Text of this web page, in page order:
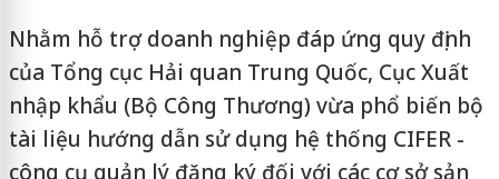
Nhằm hỗ trợ doanh nghiệp đáp ứng quy định
của Tổng cục Hải quan Trung Quốc, Cục Xuất
nhập khẩu (Bộ Công Thương) vừa phổ biến bộ
tài liệu hướng dẫn sử dụng hệ thống CIFER -
công cụ quản lý đăng ký đối với các cơ sở sản